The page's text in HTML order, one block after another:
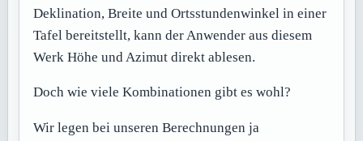
Deklination, Breite und Ortsstundenwinkel in einer
Tafel bereitstellt, kann der Anwender aus diesem
Werk Höhe und Azimut direkt ablesen.
Doch wie viele Kombinationen gibt es wohl?
Wir legen bei unseren Berechnungen ja